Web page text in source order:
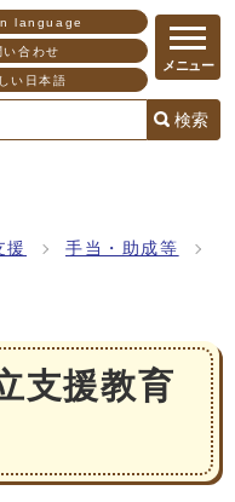
language
い合わせ
い日本語
検索
メニュー
援 手当・助成等
支援教育